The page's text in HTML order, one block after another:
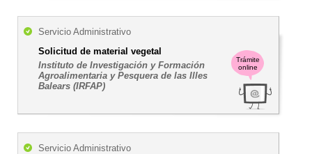
Trámite
online
Servicio Administrativo
Solicitud de material vegetal
Instituto de Investigación y Formación
Agroalimentaria y Pesquera de las Illes
Balears (IRFAP)
Servicio Administrativo